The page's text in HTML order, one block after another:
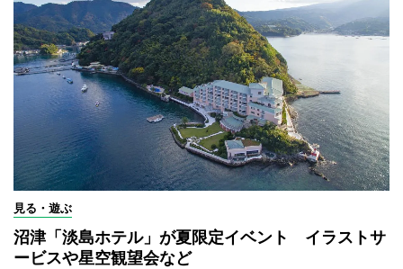
見る・遊ぶ
沼津「淡島ホテル」が夏限定イベント イラストサ
ービスや星空観望会など